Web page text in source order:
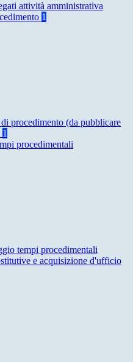
attività amministrativa
1
procedimento (da pubblicare
1
procedimentali
tempi procedimentali
e acquisizione d'ufficio